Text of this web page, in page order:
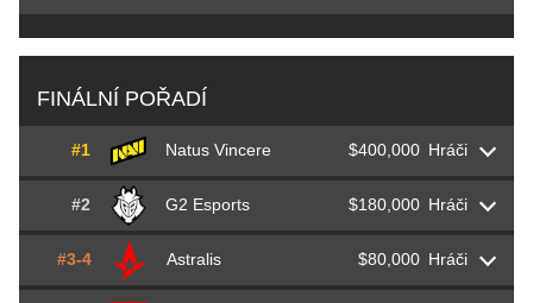
FINÁLNÍ POŘADÍ
#1 Natus Vincere $400,000 Hráči
KirillBoombl4 Mikhailov
DeniselectroNicSharipov
#2 G2 Esports $180,000 Hráči
François AMANEK
#3-4 Astralis $80,000 Hráči